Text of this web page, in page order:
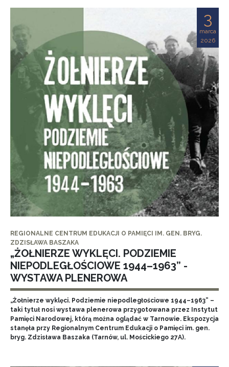
3
marca
2026
REGIONALNE CENTRUM EDUKACJI O PAMIĘCI IM. GEN. BRYG.
ZDZISŁAWA BASZAKA
„ŻOŁNIERZE WYKLĘCI. PODZIEMIE
NIEPODLEGŁOŚCIOWE 1944–1963” -
WYSTAWA PLENEROWA
„Żołnierze wyklęci. Podziemie niepodległościowe 1944–1963” –
taki tytuł nosi wystawa plenerowa przygotowana przez Instytut
Pamięci Narodowej, którą można oglądać w Tarnowie. Ekspozycja
stanęła przy Regionalnym Centrum Edukacji o Pamięci im. gen.
bryg. Zdzisława Baszaka (Tarnów, ul. Mościckiego 27A).